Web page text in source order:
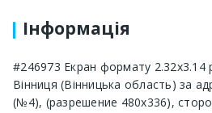
Інформація
#246973 Екран формату 2.32x3.14
Вінниця (Вінницька область) за
(№4), (разрешение 480х336),